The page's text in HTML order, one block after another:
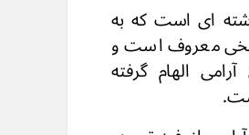
ای است که به
معروف استو
آرامی الهام گرفته